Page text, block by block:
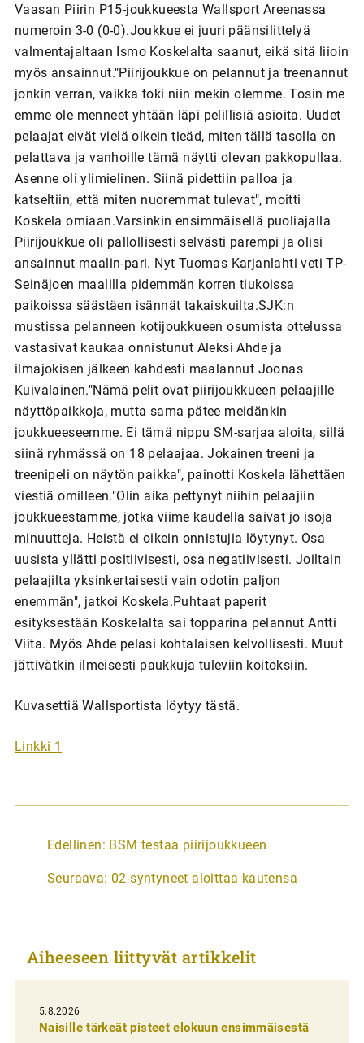
Vaasan Piirin P15-joukkueesta Wallsport Areenassa
numeroin 3-0 (0-0).Joukkue ei juuri päänsilittelyä
valmentajaltaan Ismo Koskelalta saanut, eikä sitä liioin
myös ansainnut."Piirijoukkue on pelannut ja treenannut
jonkin verran, vaikka toki niin mekin olemme. Tosin me
emme ole menneet yhtään läpi pelillisiä asioita. Uudet
pelaajat eivät vielä oikein tieäd, miten tällä tasolla on
pelattava ja vanhoille tämä näytti olevan pakkopullaa.
Asenne oli ylimielinen. Siinä pidettiin palloa ja
katseltiin, että miten nuoremmat tulevat", moitti
Koskela omiaan.Varsinkin ensimmäisellä puoliajalla
Piirijoukkue oli pallollisesti selvästi parempi ja olisi
ansainnut maalin-pari. Nyt Tuomas Karjanlahti veti TP-
Seinäjoen maalilla pidemmän korren tiukoissa
paikoissa säästäen isännät takaiskuilta.SJK:n
mustissa pelanneen kotijoukkueen osumista ottelussa
vastasivat kaukaa onnistunut Aleksi Ahde ja
ilmajokisen jälkeen kahdesti maalannut Joonas
Kuivalainen."Nämä pelit ovat piirijoukkueen pelaajille
näyttöpaikkoja, mutta sama pätee meidänkin
joukkueeseemme. Ei tämä nippu SM-sarjaa aloita, sillä
siinä ryhmässä on 18 pelaajaa. Jokainen treeni ja
treenipeli on näytön paikka", painotti Koskela lähettäen
viestiä omilleen."Olin aika pettynyt niihin pelaajiin
joukkueestamme, jotka viime kaudella saivat jo isoja
minuutteja. Heistä ei oikein onnistujia löytynyt. Osa
uusista yllätti positiivisesti, osa negatiivisesti. Joiltain
pelaajilta yksinkertaisesti vain odotin paljon
enemmän", jatkoi Koskela.Puhtaat paperit
esityksestään Koskelalta sai topparina pelannut Antti
Viita. Myös Ahde pelasi kohtalaisen kelvollisesti. Muut
jättivätkin ilmeisesti paukkuja tuleviin koitoksiin.
Kuvasettiä Wallsportista löytyy tästä.
Linkki 1
A
t
k
e
l
i
Edellinen: BSM testaa piirijoukkueen
Seuraava: 02-syntyneet aloittaa kautensa
Aiheeseen liittyvät artikkelit
5.8.2026
Naisille tärkeät pisteet elokuun ensimmäisestä